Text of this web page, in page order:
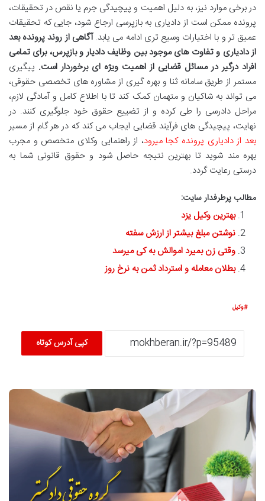
در برخی موارد نیز، به دلیل اهمیت و پیچیدگی جرم یا نقص در تحقیقات،
پرونده ممکن است از دادیاری به بازپرسی ارجاع شود، جایی که تحقیقات
عمیق تر و با اختیارات وسیع تری ادامه می یابد.آگاهی از روند پرونده بعد
از دادیاری و تفاوت های موجود بین وظایف دادیار و بازپرس، برای تمامی
افراد درگیر در مسائل قضایی از اهمیت ویژه ای برخوردار است. پیگیری
مستمر از طریق سامانه ثنا و بهره گیری از مشاوره های تخصصی حقوقی،
می تواند به شاکیان و متهمان کمک کند تا با اطلاع کامل و آمادگی لازم،
مراحل دادرسی را طی کرده و از تضییع حقوق خود جلوگیری کنند. در
نهایت، پیچیدگی های فرآیند قضایی ایجاب می کند که در هر گام از مسیر
بعد از دادیاری پرونده کجا میرود، از راهنمایی وکلای متخصص و مجرب
بهره مند شوید تا بهترین نتیجه حاصل شود و حقوق قانونی شما به
درستی رعایت گردد.
مطالب پرطرفدار سایت:
بهترین وکیل یزد
نوشتن مبلغ بیشتر از ارزش سفته
وقتی زن بمیرد اموالش به کی میرسد
بطلان معامله و استرداد ثمن به نرخ روز
وکیل
کپی آدرس کوتاه